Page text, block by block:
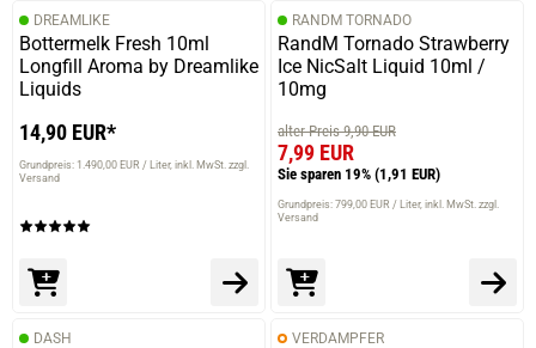
DREAMLIKE
Bottermelk Fresh 10ml
Longfill Aroma by Dreamlike
Liquids
14,90 EUR*
Grundpreis: 1.490,00 EUR / Liter inkl. MwSt. zzgl.
Versand
RANDM TORNADO
RandM Tornado Strawberry
Ice NicSalt Liquid 10ml /
10mg
alter Preis 9,90 EUR
7,99 EUR
Sie sparen 19% (1,91 EUR)
Grundpreis: 799,00 EUR / Liter inkl. MwSt. zzgl.
Versand
DASH VERDAMPFER